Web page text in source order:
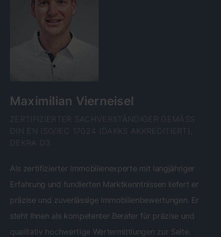
Maximilian Vierneisel
Als zertifizierter Immobilienexperte mit langjähriger
Erfahrung und fundierten Marktkenntnissen liefert er
präzise und zuverlässige Immobilienbewertungen. Er
steht Ihnen als kompetenter Berater für präzise und
qualitativ hochwertige Wertermittlungen zur Seite.